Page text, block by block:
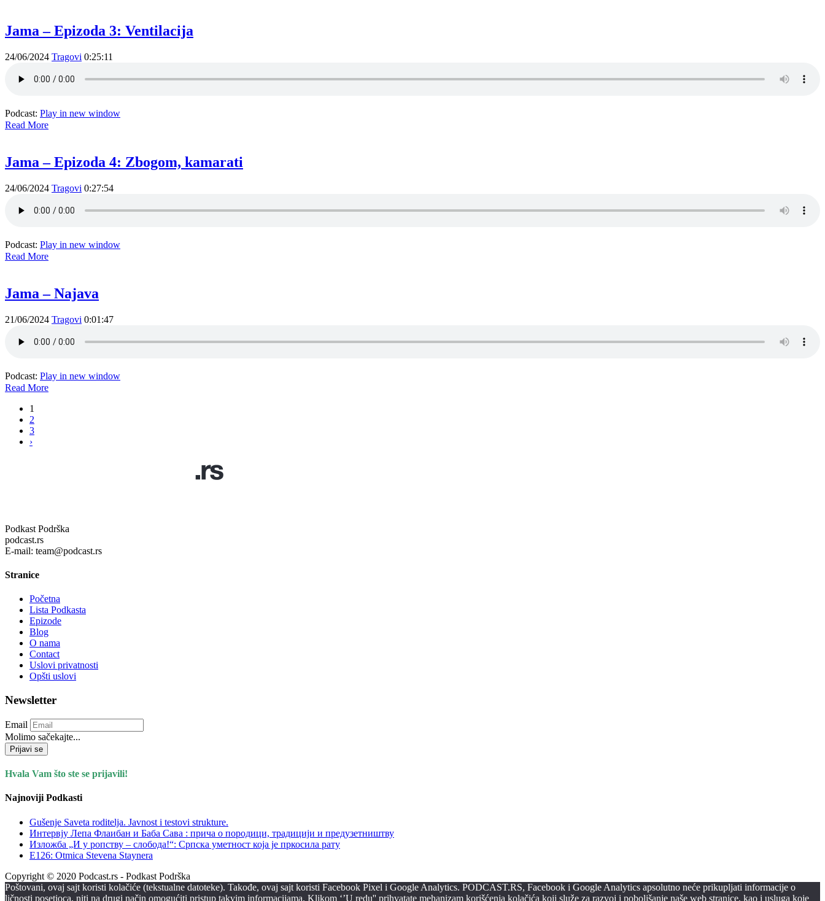
Jama – Epizoda 3: Ventilacija
24/06/2024 Tragovi 0:25:11
Podcast: Play in new window
Read More
Jama – Epizoda 4: Zbogom, kamarati
24/06/2024 Tragovi 0:27:54
Podcast: Play in new window
Read More
Jama – Najava
21/06/2024 Tragovi 0:01:47
Podcast: Play in new window
Read More
1
2
3
›
Podkast Podrška
podcast.rs
E-mail: team@podcast.rs
Stranice
Početna
Lista Podkasta
Epizode
Blog
O nama
Contact
Uslovi privatnosti
Opšti uslovi
Newsletter
Email
Molimo sačekajte...
Prijavi se
Hvala Vam što ste se prijavili!
Najnoviji Podkasti
Gušenje Saveta roditelja. Javnost i testovi strukture.
Интервју Лепа Флаибан и Баба Сава : прича о породици, традицији и предузетништву
Изложба „И у ропству – слобода!“: Српска уметност која је пркосила рату
E126: Otmica Stevena Staynera
Copyright © 2020 Podcast.rs - Podkast Podrška
Poštovani, ovaj sajt koristi kolačiće (tekstualne datoteke). Takođe, ovaj sajt koristi Facebook Pixel i Google Analytics. PODCAST.RS, Facebook i Google Analytics apsolutno neće prikupljati informacije o
ličnosti posetioca, niti na drugi način omogućiti pristup takvim informacijama. Klikom ‘’U redu'' prihvatate mehanizam korišćenja kolačića koji služe za razvoj i poboljšanje naše web stranice, kao i usluga koje